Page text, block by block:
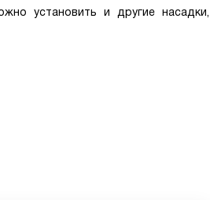
установить и другие насадки,